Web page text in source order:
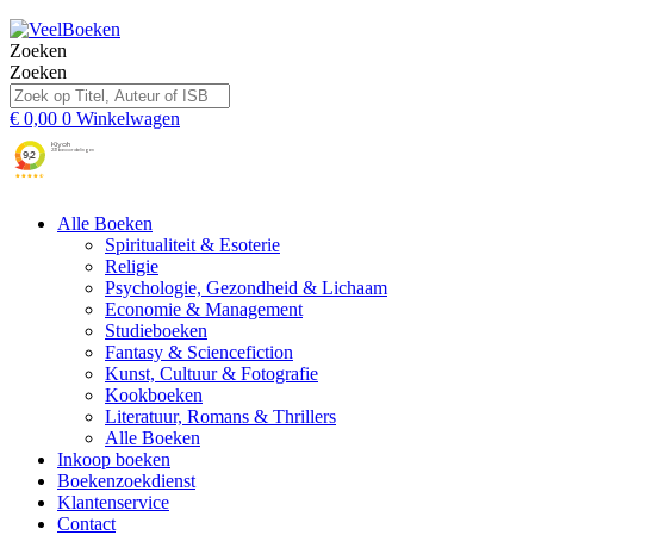
Zoeken
Zoeken
€ 0,00 0 Winkelwagen
Alle Boeken
Spiritualiteit & Esoterie
Religie
Psychologie, Gezondheid & Lichaam
Economie & Management
Studieboeken
Fantasy & Sciencefiction
Kunst, Cultuur & Fotografie
Kookboeken
Literatuur, Romans & Thrillers
Alle Boeken
Inkoop boeken
Boekenzoekdienst
Klantenservice
Contact